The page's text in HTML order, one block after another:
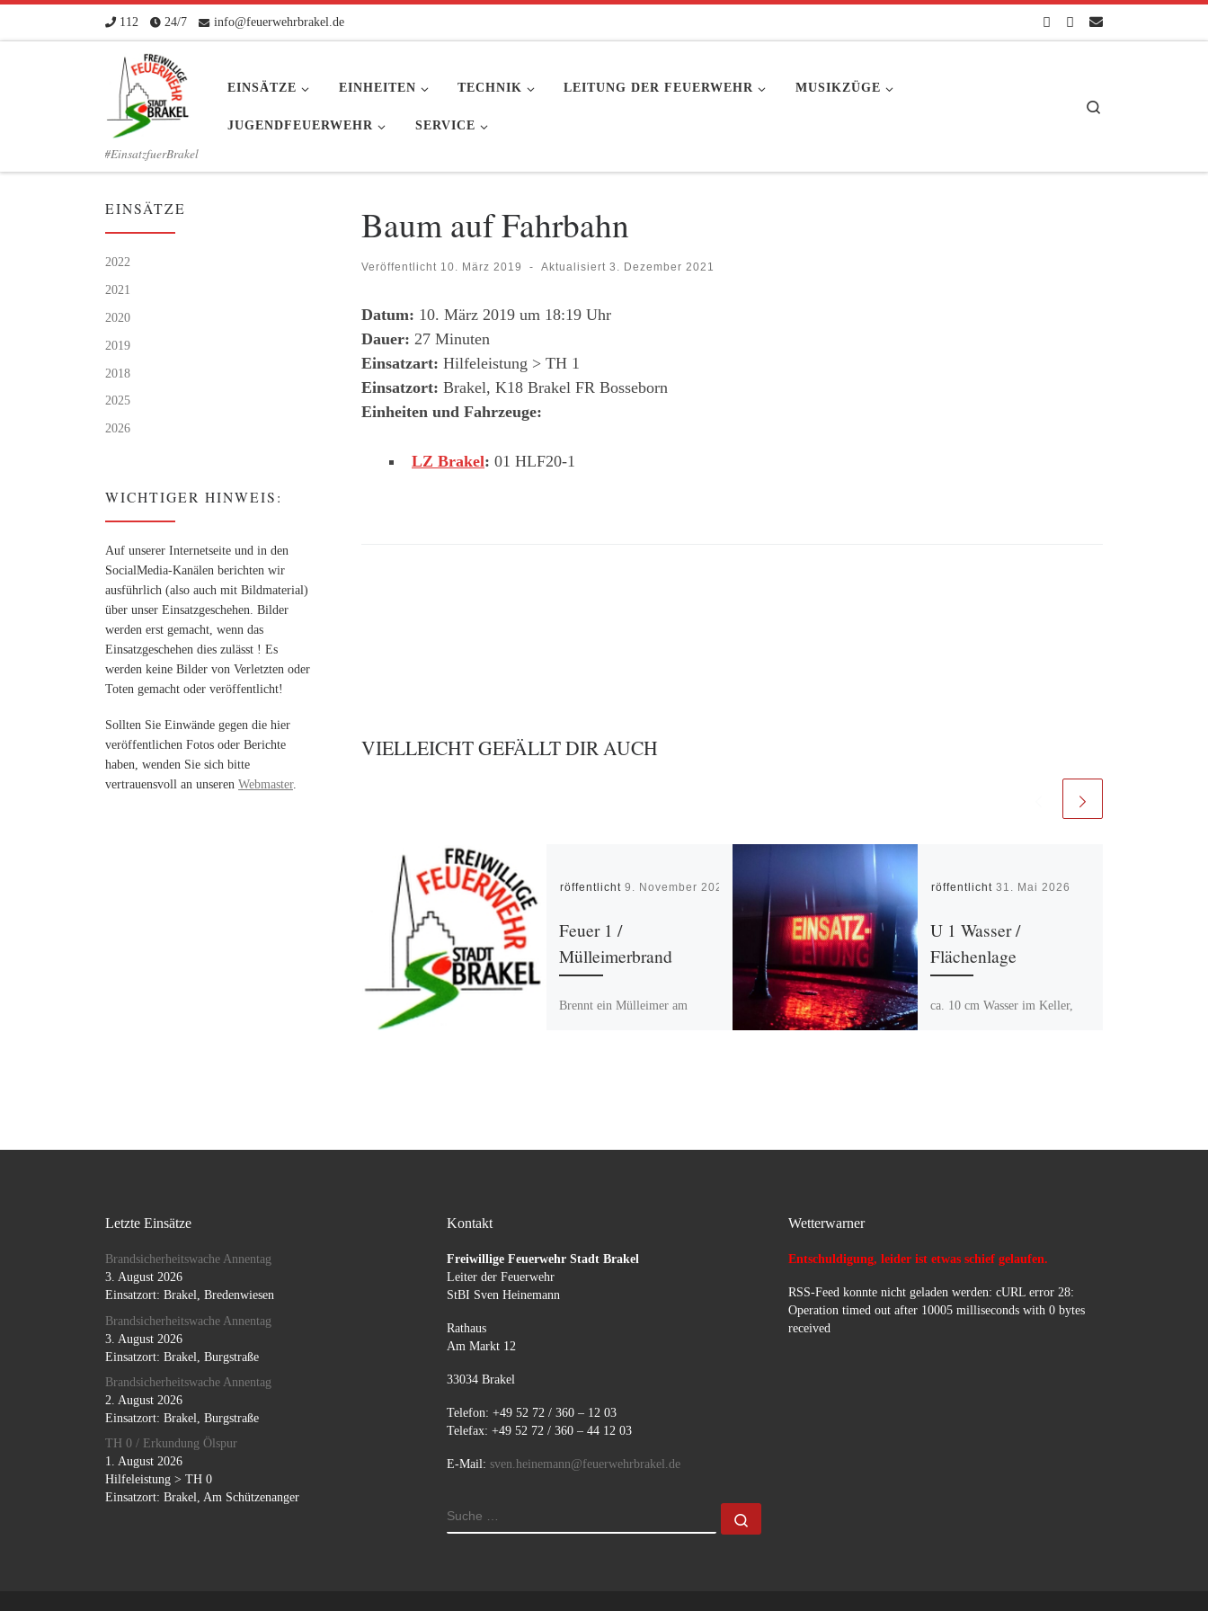
Zum Inhalt springen
112 24/7 info@feuerwehrbrakel.de
#EinsatzfuerBrakel
EINSÄTZE EINHEITEN TECHNIK LEITUNG DER FEUERWEHR MUSIKZÜGE
JUGENDFEUERWEHR SERVICE
Baum auf Fahrbahn
Veröffentlicht 10. März 2019 - Aktualisiert 3. Dezember 2021
Datum: 10. März 2019 um 18:19 Uhr
Dauer: 27 Minuten
Einsatzart: Hilfeleistung > TH 1
Einsatzort: Brakel, K18 Brakel FR Bosseborn
Einheiten und Fahrzeuge:
LZ Brakel: 01 HLF20-1
VIELLEICHT GEFÄLLT DIR AUCH
Veröffentlicht9. November 2024
Feuer 1 /
Mülleimerbrand
Brennt ein Mülleimer am
Veröffentlicht 31. Mai 2026
U 1 Wasser /
Flächenlage
ca. 10 cm Wasser im Keller,
EINSÄTZE
2022
2021
2020
2019
2018
2025
2026
WICHTIGER HINWEIS:
Auf unserer Internetseite und in den
SocialMedia-Kanälen berichten wir
ausführlich (also auch mit Bildmaterial)
über unser Einsatzgeschehen. Bilder
werden erst gemacht, wenn das
Einsatzgeschehen dies zulässt ! Es
werden keine Bilder von Verletzten oder
Toten gemacht oder veröffentlicht!
Sollten Sie Einwände gegen die hier
veröffentlichen Fotos oder Berichte
haben, wenden Sie sich bitte
vertrauensvoll an unseren Webmaster.
Letzte Einsätze
Brandsicherheitswache Annentag
3. August 2026
Einsatzort: Brakel, Bredenwiesen
Brandsicherheitswache Annentag
3. August 2026
Einsatzort: Brakel, Burgstraße
Brandsicherheitswache Annentag
2. August 2026
Einsatzort: Brakel, Burgstraße
TH 0 / Erkundung Ölspur
1. August 2026
Hilfeleistung > TH 0
Einsatzort: Brakel, Am Schützenanger
Kontakt
Freiwillige Feuerwehr Stadt Brakel
Leiter der Feuerwehr
StBI Sven Heinemann
Rathaus
Am Markt 12
33034 Brakel
Telefon: +49 52 72 / 360 – 12 03
Telefax: +49 52 72 / 360 – 44 12 03
E-Mail: sven.heinemann@feuerwehrbrakel.de
SUCHE
Wetterwarner
Entschuldigung, leider ist etwas schief gelaufen.
RSS-Feed konnte nicht geladen werden: cURL error 28:
Operation timed out after 10005 milliseconds with 0 bytes
received